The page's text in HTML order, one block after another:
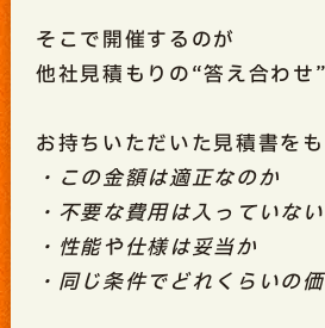
そこで開催するのが
他社見積もりの“答え合わせ”
お持ちいただいた見積書をも
・この金額は適正なのか
・不要な費用は入っていな
・性能や仕様は妥当か
・同じ条件でどれくらいの